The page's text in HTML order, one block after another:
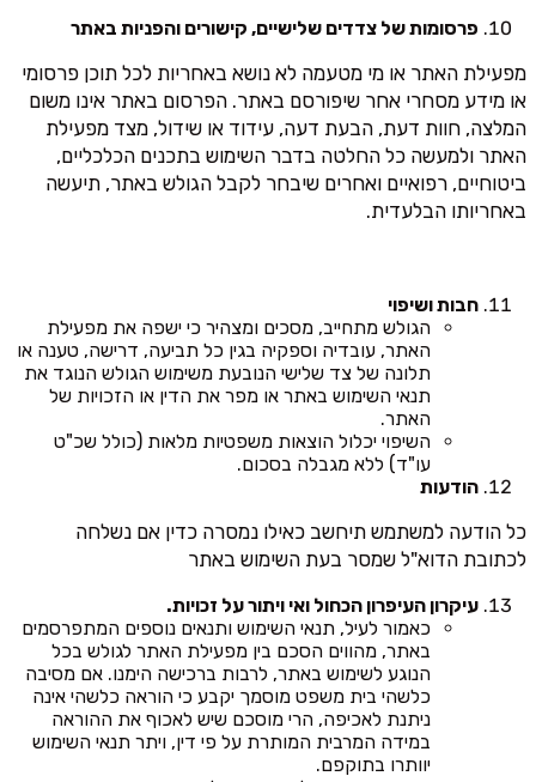
פרסומות של צדדים שלישיים, קישורים והפניות באתר
מפעילת האתר או מי מטעמה לא נושא באחריות לכל תוכן פרסומי
או מידע מסחרי אחר שיפורסם באתר. הפרסום באתר אינו משום
המלצה, חוות דעת, הבעת דעה, עידוד או שידול, מצד מפעילת
האתר ולמעשה כל החלטה בדבר השימוש בתכנים הכלכליים,
ביטוחיים, רפואיים ואחרים שיבחר לקבל הגולש באתר, תיעשה
באחריותו הבלעדית.
חבות ושיפוי
הגולש מתחייב, מסכים ומצהיר כי ישפה את מפעילת
האתר, עובדיה וספקיה בגין כל תביעה, דרישה, טענה או
תלונה של צד שלישי הנובעת משימוש הגולש הנוגד את
תנאי השימוש באתר או מפר את הדין או הזכויות של
האתר.
השיפוי יכלול הוצאות משפטיות מלאות (כולל שכ"ט
עו"ד) ללא מגבלה בסכום.
הודעות
כל הודעה למשתמש תיחשב כאילו נמסרה כדין אם נשלחה
לכתובת הדוא"ל שמסר בעת השימוש באתר
עיקרון העיפרון הכחול ואי ויתור על זכויות.
כאמור לעיל, תנאי השימוש ותנאים נוספים המתפרסמים
באתר, מהווים הסכם בין מפעילת האתר לגולש בכל
הנוגע לשימוש באתר, לרבות ברכישה הימנו. אם מסיבה
כלשהי בית משפט מוסמך יקבע כי הוראה כלשהי אינה
ניתנת לאכיפה, הרי מוסכם שיש לאכוף את ההוראה
במידה המרבית המותרת על פי דין, ויתר תנאי השימוש
יוותרו בתוקפם.